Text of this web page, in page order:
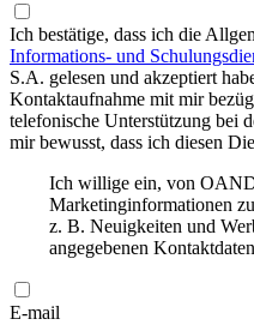
Ich bestätige, dass ich die
Informations- und
S.A. gelesen und akzeptiert
Kontaktaufnahme mit mir
telefonische Unterstützung bei
mir bewusst, dass ich diesen
Ich willige ein, von
Marketinginformationen
z. B. Neuigkeiten und
angegebenen
E-mail